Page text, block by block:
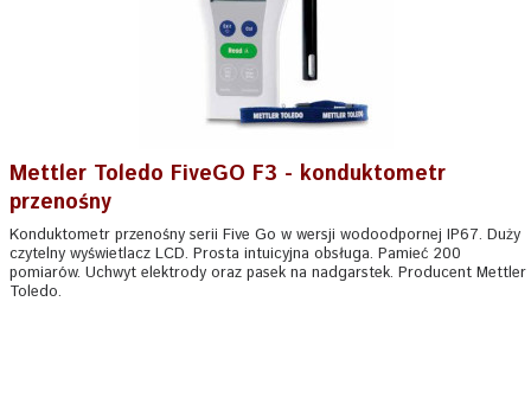
Mettler Toledo FiveGO F3 - konduktometr
przenośny
Konduktometr przenośny serii Five Go w wersji wodoodpornej IP67. Duży
czytelny wyświetlacz LCD. Prosta intuicyjna obsługa. Pamieć 200
pomiarów. Uchwyt elektrody oraz pasek na nadgarstek. Producent Mettler
Toledo.